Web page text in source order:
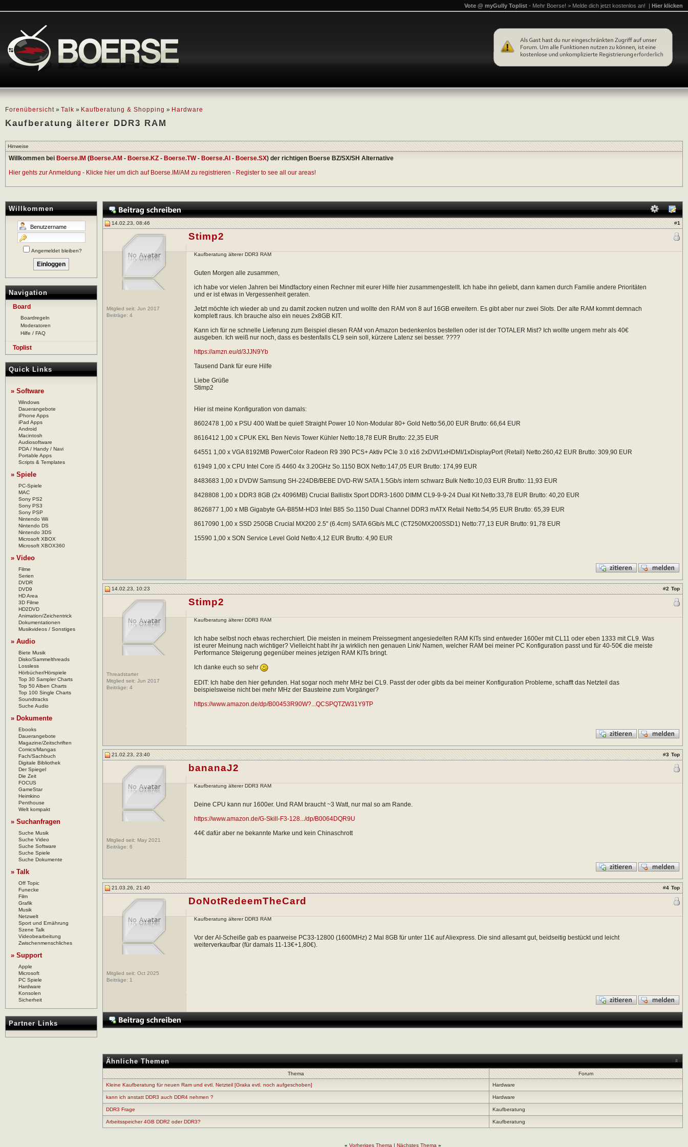
Forenübersicht » Talk » Kaufberatung & Shopping » Hardware
Kaufberatung älterer DDR3 RAM
Vote @ myGully Toplist - Mehr Boerse! > Melde dich jetzt kostenlos an! | Hier klicken
Hinweise
Willkommen bei Boerse.IM (Boerse.AM - Boerse.KZ - Boerse.TW- Boerse.AI - Boerse.SX) der richtigen Boerse BZ/SX/SH Alternative
Hier gehts zur Anmeldung - Klicke hier um dich auf Boerse.IM/AM zu registrieren - Register to see all our areas!
Willkommen
Angemeldet bleiben?
Navigation
Board
Boardregeln
Moderatoren
Hilfe / FAQ
Toplist
Quick Links
» Software
Windows
Dauerangebote
iPhone Apps
iPad Apps
Android
Macintosh
Audiosoftware
PDA / Handy / Navi
Portable Apps
Scripts & Templates
» Spiele
PC-Spiele
MAC
Sony PS2
Sony PS3
Sony PSP
Nintendo Wii
Nintendo DS
Nintendo 3DS
Microsoft XBOX
Microsoft XBOX360
» Video
Filme
Serien
DVDR
DVD9
HD Area
3D Filme
HD2DVD
Animation/Zeichentrick
Dokumentationen
Musikvideos / Sonstiges
» Audio
Biete Musik
Disko/Sammelthreads
Lossless
Hörbücher/Hörspiele
Top 30 Sampler Charts
Top 50 Alben Charts
Top 100 Single Charts
Soundtracks
Suche Audio
» Dokumente
Ebooks
Dauerangebote
Magazine/Zeitschriften
Comics/Mangas
Fach/Sachbuch
Digitale Bibliothek
Der Spiegel
Die Zeit
FOCUS
GameStar
Heimkino
Penthouse
Welt kompakt
» Suchanfragen
Suche Musik
Suche Video
Suche Software
Suche Spiele
Suche Dokumente
» Talk
Off Topic
Funecke
Film
Grafik
Musik
Netzwelt
Sport und Ernährung
Szene Talk
Videobearbeitung
Zwischenmenschliches
» Support
Apple
Microsoft
PC Spiele
Hardware
Konsolen
Sicherheit
Partner Links
14.02.23, 08:46 #1
Mitglied seit: Jun 2017
Beiträge: 4
Stimp2
Kaufberatung älterer DDR3 RAM
Guten Morgen alle zusammen,
ich habe vor vielen Jahren bei Mindfactory einen Rechner mit eurer Hilfe hier zusammengestellt. Ich habe ihn geliebt, dann kamen durch Familie andere Prioritäten
und er ist etwas in Vergessenheit geraten.
Jetzt möchte ich wieder ab und zu damit zocken nutzen und wollte den RAM von 8 auf 16GB erweitern. Es gibt aber nur zwei Slots. Der alte RAM kommt demnach
komplett raus. Ich brauche also ein neues 2x8GB KIT.
Kann ich für ne schnelle Lieferung zum Beispiel diesen RAM von Amazon bedenkenlos bestellen oder ist der TOTALER Mist? Ich wollte ungern mehr als 40€
ausgeben. Ich weiß nur noch, dass es bestenfalls CL9 sein soll, kürzere Latenz sei besser. ????
https://amzn.eu/d/3JJN9Yb
Tausend Dank für eure Hilfe
Liebe Grüße
Stimp2
Hier ist meine Konfiguration von damals:
8602478 1,00 x PSU 400 Watt be quiet! Straight Power 10 Non-Modular 80+ Gold Netto:56,00 EUR Brutto: 66,64 EUR
8616412 1,00 x CPUK EKL Ben Nevis Tower Kühler Netto:18,78 EUR Brutto: 22,35 EUR
64551 1,00 x VGA 8192MB PowerColor Radeon R9 390 PCS+ Aktiv PCIe 3.0 x16 2xDVI/1xHDMI/1xDisplayPort (Retail) Netto:260,42 EUR Brutto: 309,90 EUR
61949 1,00 x CPU Intel Core i5 4460 4x 3.20GHz So.1150 BOX Netto:147,05 EUR Brutto: 174,99 EUR
8483683 1,00 x DVDW Samsung SH-224DB/BEBE DVD-RW SATA 1.5Gb/s intern schwarz Bulk Netto:10,03 EUR Brutto: 11,93 EUR
8428808 1,00 x DDR3 8GB (2x 4096MB) Crucial Ballistix Sport DDR3-1600 DIMM CL9-9-9-24 Dual Kit Netto:33,78 EUR Brutto: 40,20 EUR
8626877 1,00 x MB Gigabyte GA-B85M-HD3 Intel B85 So.1150 Dual Channel DDR3 mATX Retail Netto:54,95 EUR Brutto: 65,39 EUR
8617090 1,00 x SSD 250GB Crucial MX200 2.5" (6.4cm) SATA 6Gb/s MLC (CT250MX200SSD1) Netto:77,13 EUR Brutto: 91,78 EUR
15590 1,00 x SON Service Level Gold Netto:4,12 EUR Brutto: 4,90 EUR
14.02.23, 10:23 #2 Top
Threadstarter
Mitglied seit: Jun 2017
Beiträge: 4
Stimp2
Kaufberatung älterer DDR3 RAM
Ich habe selbst noch etwas recherchiert. Die meisten in meinem Preissegment angesiedelten RAM KITs sind entweder 1600er mit CL11 oder eben 1333 mit CL9. Was
ist eurer Meinung nach wichtiger? Vielleicht habt ihr ja wirklich nen genauen Link/ Namen, welcher RAM bei meiner PC Konfiguration passt und für 40-50€ die meiste
Performance Steigerung gegenüber meines jetzigen RAM KITs bringt.
Ich danke euch so sehr
EDIT: Ich habe den hier gefunden. Hat sogar noch mehr MHz bei CL9. Passt der oder gibts da bei meiner Konfiguration Probleme, schafft das Netzteil das
beispielsweise nicht bei mehr MHz der Bausteine zum Vorgänger?
https://www.amazon.de/dp/B00453R90W?...QCSPQTZW31Y9TP
21.02.23, 23:40 #3 Top
Mitglied seit: May 2021
Beiträge: 6
bananaJ2
Kaufberatung älterer DDR3 RAM
Deine CPU kann nur 1600er. Und RAM braucht ~3 Watt, nur mal so am Rande.
https://www.amazon.de/G-Skill-F3-128.../dp/B0064DQR9U
44€ dafür aber ne bekannte Marke und kein Chinaschrott
21.03.26, 21:40 #4 Top
Mitglied seit: Oct 2025
Beiträge: 1
DoNotRedeemTheCard
Kaufberatung älterer DDR3 RAM
Vor der AI-Scheiße gab es paarweise PC33-12800 (1600MHz) 2 Mal 8GB für unter 11€ auf Aliexpress. Die sind allesamt gut, beidseitig bestückt und leicht
weiterverkaufbar (für damals 11-13€+1,80€).
Ähnliche Themen
Thema
Forum
Kleine Kaufberatung für neuen Ram und evtl. Netzteil [Graka evtl. noch aufgeschoben]
Hardware
kann ich anstatt DDR3 auch DDR4 nehmen ? Hardware
DDR3 Frage Kaufberatung
Arbeitsspeicher 4GB DDR2 oder DDR3? Kaufberatung
« Vorheriges Thema| Nächstes Thema »